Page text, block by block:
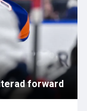
forward